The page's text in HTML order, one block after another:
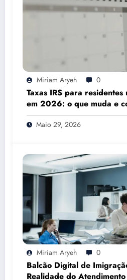
Miriam Aryeh 0
Taxas IRS para residentes
em 2026: o que muda e
das Finanças pode ajudar
Maio 29, 2026
Miriam Aryeh 0
Balcão Digital de
Realidade do Atendimento